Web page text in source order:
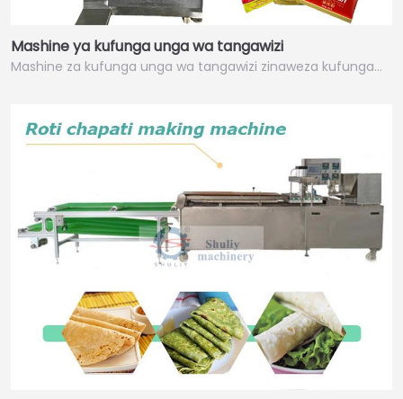
Mashine ya kufunga unga wa tangawizi
Mashine za kufunga unga wa tangawizi zinaweza kufunga…